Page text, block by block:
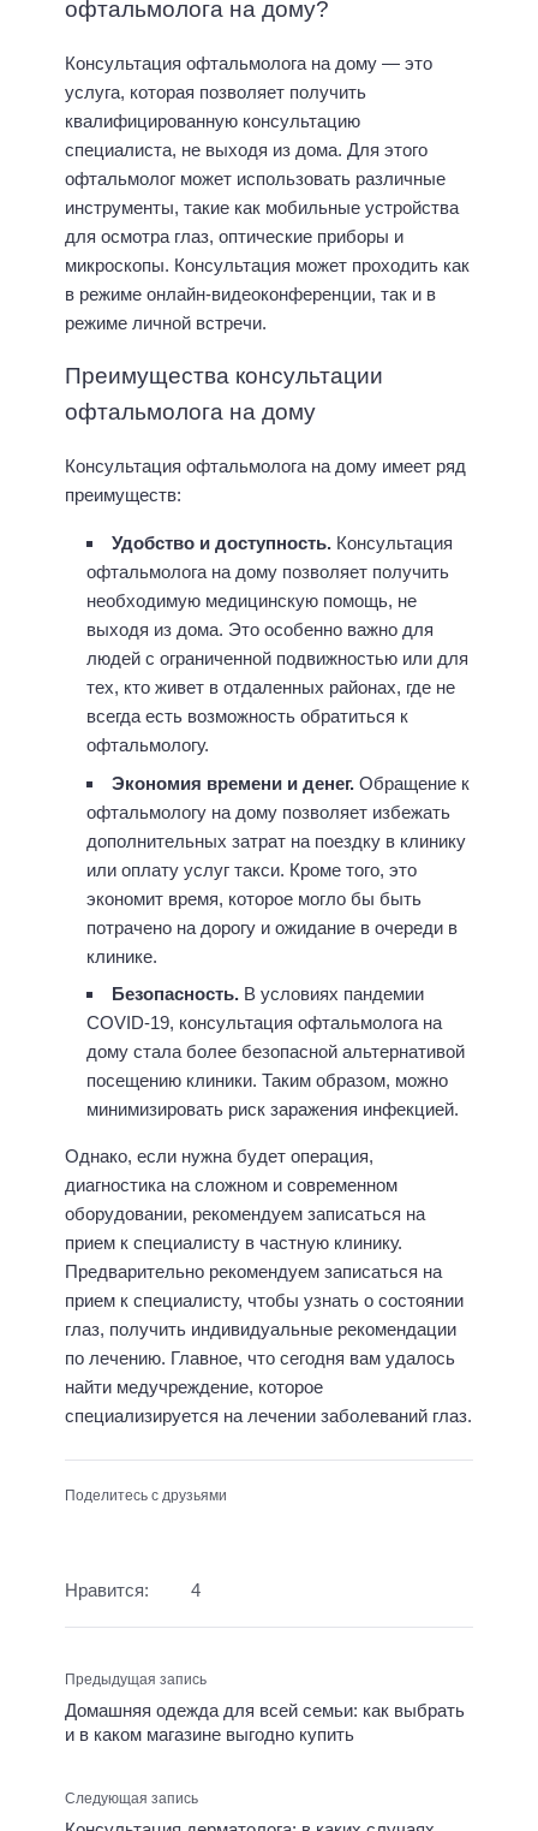
офтальмолога на дому?
Консультация офтальмолога на дому — это
услуга, которая позволяет получить
квалифицированную консультацию
специалиста, не выходя из дома. Для этого
офтальмолог может использовать различные
инструменты, такие как мобильные устройства
для осмотра глаз, оптические приборы и
микроскопы. Консультация может проходить как
в режиме онлайн-видеоконференции, так и в
режиме личной встречи.
Преимущества консультации
офтальмолога на дому
Консультация офтальмолога на дому имеет ряд
преимуществ:
Удобство и доступность. Консультация
офтальмолога на дому позволяет получить
необходимую медицинскую помощь, не
выходя из дома. Это особенно важно для
людей с ограниченной подвижностью или для
тех, кто живет в отдаленных районах, где не
всегда есть возможность обратиться к
офтальмологу.
Экономия времени и денег. Обращение к
офтальмологу на дому позволяет избежать
дополнительных затрат на поездку в клинику
или оплату услуг такси. Кроме того, это
экономит время, которое могло бы быть
потрачено на дорогу и ожидание в очереди в
клинике.
Безопасность. В условиях пандемии
COVID-19, консультация офтальмолога на
дому стала более безопасной альтернативой
посещению клиники. Таким образом, можно
минимизировать риск заражения инфекцией.
Однако, если нужна будет операция,
диагностика на сложном и современном
оборудовании, рекомендуем записаться на
прием к специалисту в частную клинику.
Предварительно рекомендуем записаться на
прием к специалисту, чтобы узнать о состоянии
глаз, получить индивидуальные рекомендации
по лечению. Главное, что сегодня вам удалось
найти медучреждение, которое
специализируется на лечении заболеваний глаз.
Поделитесь с друзьями
Нравится: 4
Предыдущая запись
Домашняя одежда для всей семьи: как выбрать
и в каком магазине выгодно купить
Следующая запись